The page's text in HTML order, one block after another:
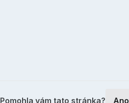
Pomohla vám tato stránka? Ano